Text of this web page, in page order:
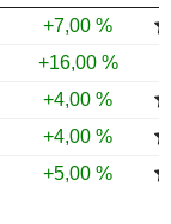
+7,00 %
+16,00 %
+4,00 %
+4,00 %
+5,00 %